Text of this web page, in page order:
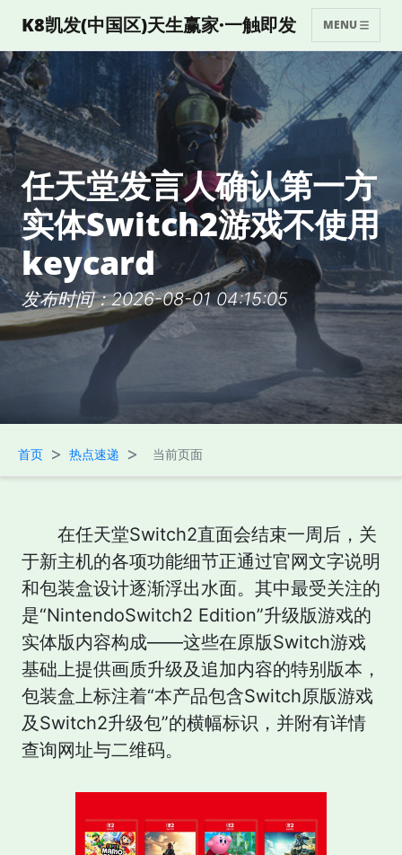
K8凯发(中国区)天生赢家·一触即发 MENU
任天堂发言人确认第一方
实体Switch2游戏不使用
keycard
发布时间：2026-08-01 04:15:05
首页 > 热点速递 > 当前页面
在任天堂Switch2直面会结束一周后，关
于新主机的各项功能细节正通过官网文字说明
和包装盒设计逐渐浮出水面。其中最受关注的
是“NintendoSwitch2 Edition”升级版游戏的
实体版内容构成——这些在原版Switch游戏
基础上提供画质升级及追加内容的特别版本，
包装盒上标注着“本产品包含Switch原版游戏
及Switch2升级包”的横幅标识，并附有详情
查询网址与二维码。